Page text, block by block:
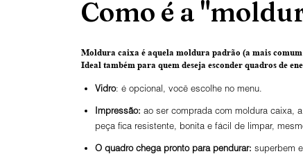
Como é a
Moldura caixa é aquela moldura padrão (a mais
Ideal também para quem deseja esconder quadros de
Vidro: é opcional, você escolhe no menu.
Impressão: ao ser comprada com moldura caixa,
peça fica resistente, bonita e fácil de limpar,
O quadro chega pronto para pendurar: superbem